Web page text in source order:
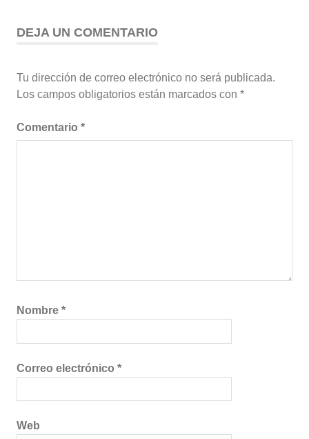
DEJA UN COMENTARIO
Tu dirección de correo electrónico no será publicada.
Los campos obligatorios están marcados con *
Comentario *
Nombre *
Correo electrónico *
Web